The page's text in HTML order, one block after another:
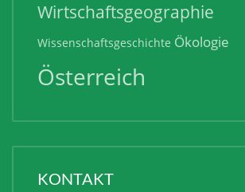
Wirtschaftsgeographie
Wissenschaftsgeschichte Ökologie
Österreich
KONTAKT